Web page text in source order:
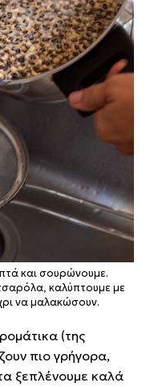
και σουρώνουμε.
καλύπτουμε με
να μαλακώσουν.
(της
πιο γρήγορα,
ξεπλένουμε καλά